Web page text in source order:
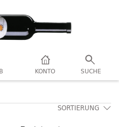
KONTO SUCHE
SORTIERUNG